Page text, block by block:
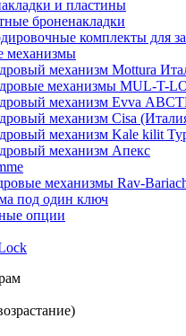
и пластины
броненакладки
комплекты для
механизмы
механизм Mottura
механизмы MUL-T-
механизм Evva
механизм Cisa
механизм Kale kilit
механизм Апекс
механизмы Rav-
под один ключ
опции